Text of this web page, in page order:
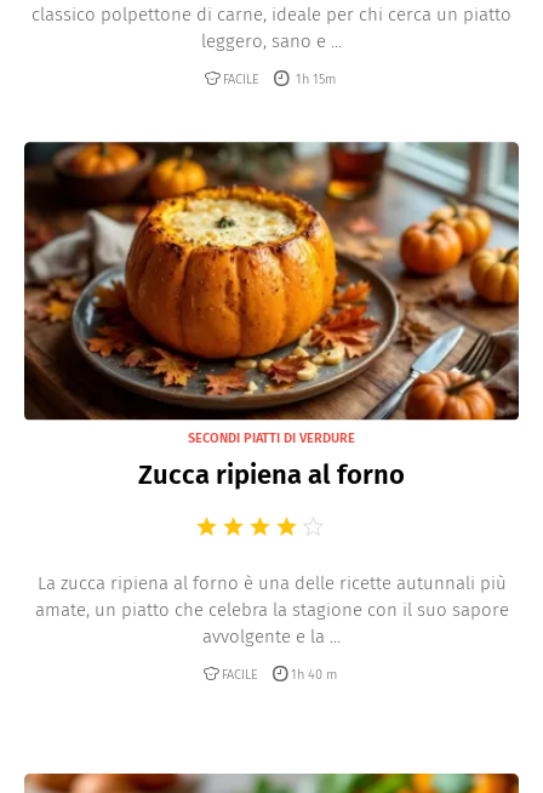
classico polpettone di carne, ideale per chi cerca un piatto
leggero, sano e ...
FACILE 1h 15m
SECONDI PIATTI DI VERDURE
Zucca ripiena al forno
La zucca ripiena al forno è una delle ricette autunnali più
amate, un piatto che celebra la stagione con il suo sapore
avvolgente e la ...
FACILE 1h 40 m